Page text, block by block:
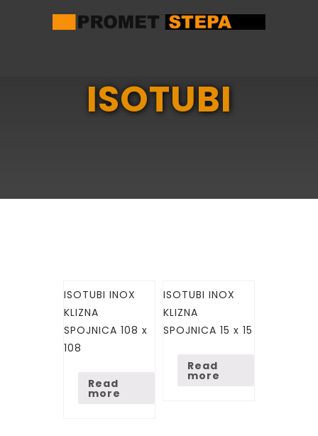
ISOTUBI
ISOTUBI INOX
KLIZNA
SPOJNICA 108 x
108
Read
more
ISOTUBI INOX
KLIZNA
SPOJNICA 15 x 15
Read
more